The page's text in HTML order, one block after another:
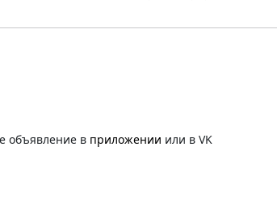
объявление в приложении или в VK